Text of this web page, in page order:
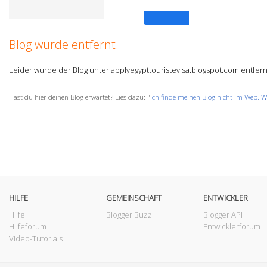
Blog wurde entfernt.
Leider wurde der Blog unter applyegypttouristevisa.blogspot.com
Hast du hier deinen Blog erwartet? Lies dazu: "Ich finde meinen Blog nicht im Web.
HILFE
Hilfe
Hilfeforum
Video-Tutorials
GEMEINSCHAFT
Blogger Buzz
ENTWICKLER
Blogger API
Entwicklerforum